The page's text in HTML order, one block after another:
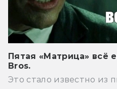
Пятая «Матрица» всё
Bros.
Это стало известно из